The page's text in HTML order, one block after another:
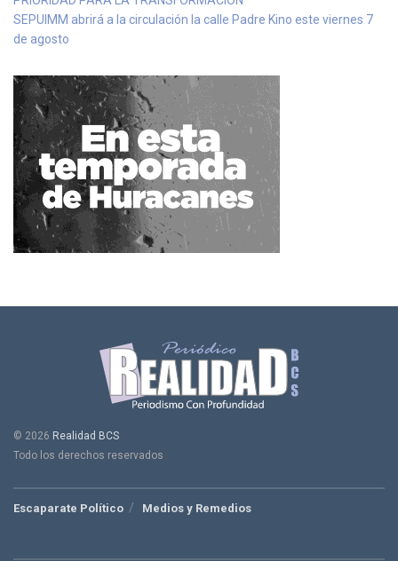
SEPUIMM abrirá a la circulación la calle Padre Kino este viernes 7
de agosto
© 2026 Realidad BCS
Todo los derechos reservados
Escaparate Político Medios y Remedios